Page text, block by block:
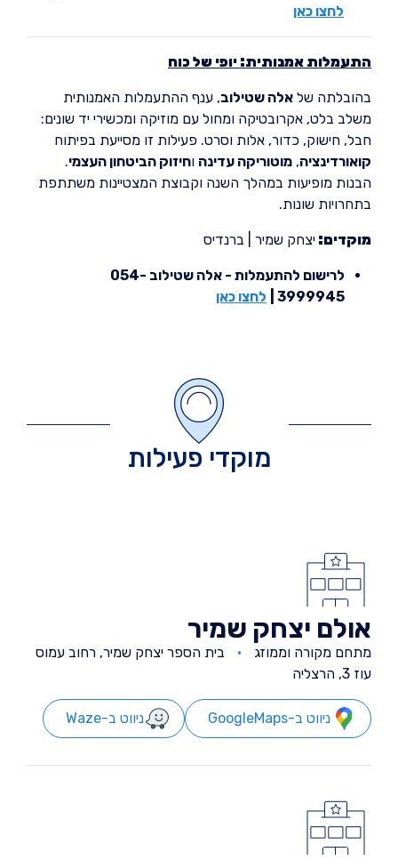
לחצו כאן
התעמלות אמנותית: יופי של כוח
בהובלתה של אלה שטילוב, ענף ההתעמלות האמנותית
משלב בלט, אקרובטיקה ומחול עם מוזיקה ומכשירי יד שונים:
חבל, חישוק, כדור, אלות וסרט. פעילות זו מסייעת בפיתוח
קואורדינציה, מוטוריקה עדינה וחיזוק הביטחון העצמי.
הבנות מופיעות במהלך השנה וקבוצת המצטיינות משתתפת
בתחרויות שונות.
מוקדים: יצחק שמיר | ברנדיס
לרישום להתעמלות - אלה שטילוב 054-
3999945 |
לחצו כאן
מוקדי פעילות
אולם יצחק שמיר
מתחם מקורה וממוזג
בית הספר יצחק שמיר, רחוב עמוס
עוז 3, הרצליה
ניווט ב-GoogleMaps ניווט ב-Waze